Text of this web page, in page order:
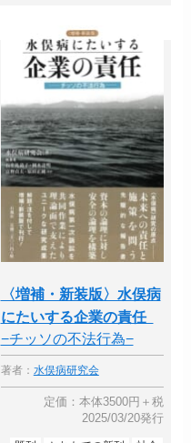
〈増補・新装版〉水俣病
にたいする企業の責任
−チッソの不法行為−
著者： 水俣病研究会
定価：本体3500円＋税
2025/03/20発行